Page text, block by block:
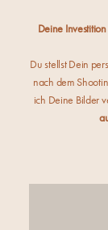
Deine
Du stellst Dein
nach dem
ich Deine Bilder